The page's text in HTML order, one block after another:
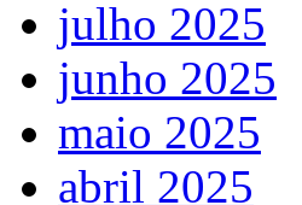
julho 2025
junho 2025
maio 2025
abril 2025